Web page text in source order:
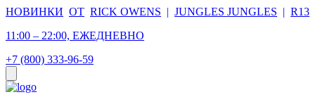
НОВИНКИ ОТ RICK OWENS | JUNGLES JUNGLES | R13
11:00 – 22:00, ЕЖЕДНЕВНО
+7 (800) 333-96-59